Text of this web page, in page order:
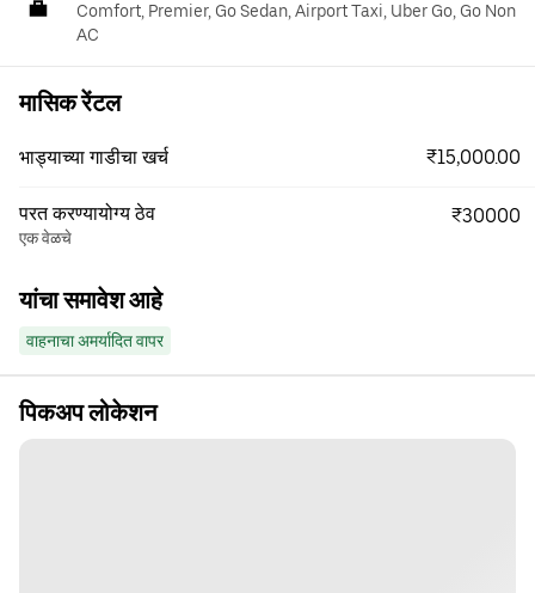
Comfort, Premier, Go Sedan, Airport Taxi, Uber Go, Go Non
AC
मासिक रेंटल
भाड्याच्या गाडीचा खर्च ₹15,000.00
परत करण्यायोग्य ठेव
एक वेळचे
₹30000
यांचा समावेश आहे
वाहनाचा अमर्यादित वापर
पिकअप लोकेशन